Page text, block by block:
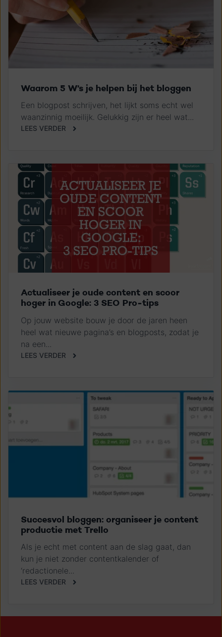
Waarom 5 W’s je helpen bij het bloggen
Een blogpost schrijven, het lijkt soms echt wel
waanzinnig moeilijk. Gelukkig zijn er heel wat...
LEES VERDER
Actualiseer je oude content en scoor
hoger in Google: 3 SEO Pro-tips
Op jouw website bouw je door de jaren heen
heel wat nieuwe pagina’s en blogposts, zodat je
na een...
LEES VERDER
Succesvol bloggen: organiseer je content
productie met Trello
Als je echt met content aan de slag gaat, dan
kun je niet zonder contentkalender of
‘redactionele...
LEES VERDER